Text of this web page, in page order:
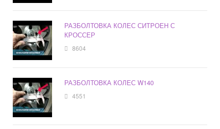
РАЗБОЛТОВКА КОЛЕС СИТРОЕН С
КРОССЕР
8604
РАЗБОЛТОВКА КОЛЕС W140
4551